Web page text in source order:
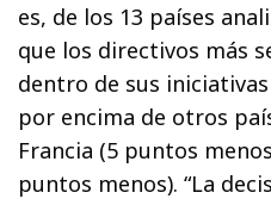
es, de los 13 países
que los directivos más
dentro de sus
por encima de otros
Francia (5 puntos
puntos menos). “La